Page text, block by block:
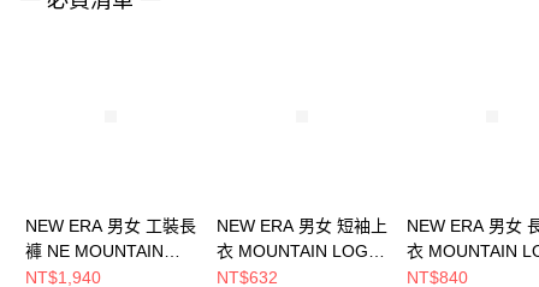
NEW ERA 男女 工裝長
褲 NE MOUNTAIN
LOGO NEW ERA
NT$1,940
NEW ERA 男女 短袖上
衣 MOUNTAIN LOGO
NEW ERA
NT$632
NEW ERA 男女
衣 MOUNTAIN
NEW ERA
NT$840